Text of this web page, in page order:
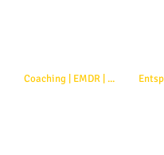
Coaching | EMDR | ...